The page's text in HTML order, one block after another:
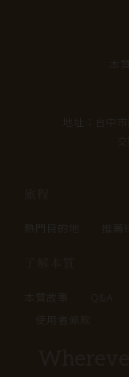
本
地址：台中
熱門目的地 推薦
本質故事 Q&A
使用者條款